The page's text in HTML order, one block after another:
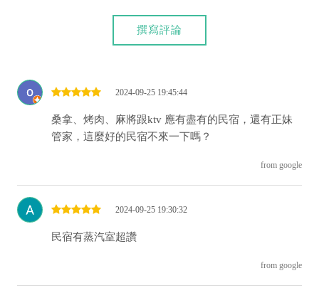
撰寫評論
2024-09-25 19:45:44
桑拿、烤肉、麻將跟ktv 應有盡有的民宿，還有正妹
管家，這麼好的民宿不來一下嗎？
from google
2024-09-25 19:30:32
民宿有蒸汽室超讚
from google